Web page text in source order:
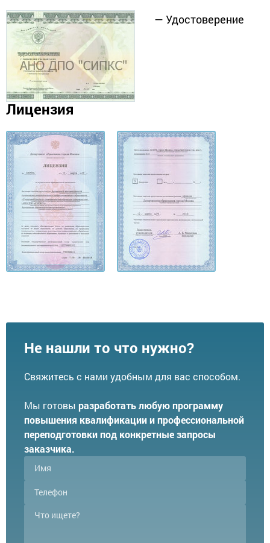
— Удостоверение
Лицензия
Не нашли то что нужно?
Свяжитесь с нами удобным для вас способом.
Мы готовы разработать любую программу
повышения квалификации и профессиональной
переподготовки под конкретные запросы
заказчика.